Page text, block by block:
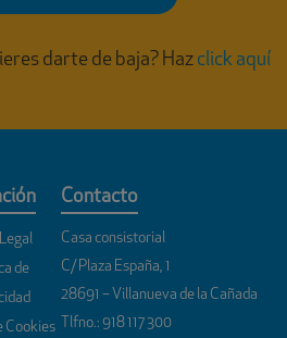
darte de baja? Haz click aquí
de
Cookies
Contacto
Casa consistorial
C/ Plaza España, 1
28691 – Villanueva de la Cañada
Tlfno.: 918 117 300